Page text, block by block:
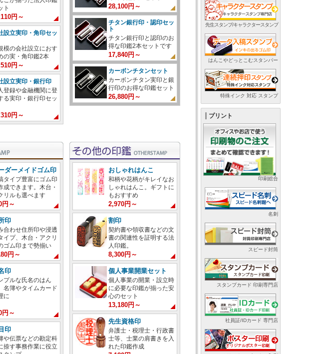
ト
円～
設立実印・角印セッ
模の会社設立におす
の実・角印鑑2本
円～
設立実印・銀行印
登録や金融機関に登
る実印・銀行印セッ
円～
28,100円～
チタン銀行印・認印セッ
ト
チタン銀行印と認印のお
得な印鑑2本セットです
17,840円～
カーボンチタンセット
カーボンチタン実印と銀
行印のお得な印鑑セット
26,880円～
ダーメイドゴム印
タイプ豊富にゴム印
成できます。木台・
リルも選べます
円～
印
合わせ住所印や浸透
イプ、木台・アクリ
ゴム印まで勢揃い
円～
印
プルな氏名のはん
名簿やタイムカード
に
円～
印
や伝票などの勘定科
捺す事務作業に役立
おしゃれはんこ
和柄や花柄がキレイなお
しゃれはんこ。ギフトに
もおすすめ
2,970円～
割印
契約書や領収書などの文
書の関連性を証明する法
人印鑑。
8,300円～
個人事業開業セット
個人事業の開業・設立時
に必要な印鑑が揃った安
心のセット
13,180円～
先生資格印
弁護士・税理士・行政書
士等、士業の肩書きを入
れた印鑑作成
先生スタンプ/キャラクタースタンプ
はんこやどっとこむスタンパー
特殊インク 対応 スタンプ
プリント
印刷総合
名刺
スピード封筒
スタンプカード 印刷専門店
社員証/IDカード 専門店